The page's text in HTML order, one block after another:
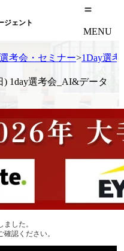
ジェント
MENU
考会・セミナー>1Day選考
) 1day選考会_AI&データ
した。
認ください。